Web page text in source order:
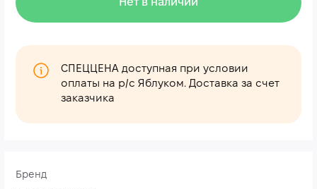
Бренд
Нет в наличии
СПЕЦЦЕНА доступная при условии
оплаты на р/с Яблуком. Доставка за счет
заказчика